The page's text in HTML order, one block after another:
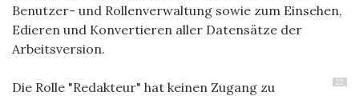
Benutzer- und Rollenverwaltung sowie zum Einsehen,
Edieren und Konvertieren aller Datensätze der
Arbeitsversion.
22
Die Rolle "Redakteur" hat keinen Zugang zu